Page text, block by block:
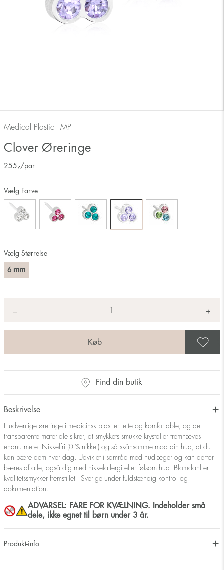
Medical Plastic - MP
Clover Øreringe
255 ,-/par
Vælg Størrelse
6 mm
Vælg Farve
− +
Find din butik
Beskrivelse
Hudvenlige øreringe i medicinsk plast er lette og komfortable, og det
transparente materiale sikrer, at smykkets smukke krystaller fremhæves
endnu mere. Nikkelfri (0 % nikkel) og så skånsomme mod din hud, at du
kan bære dem hver dag. Udviklet i samråd med hudlæger og kan derfor
bæres af alle, også dig med nikkelallergi eller følsom hud. Blomdahl er
kvalitetssmykker fremstillet i Sverige under fuldstændig kontrol og
dokumentation.
ADVARSEL: FARE FOR KVÆLNING. Indeholder små
dele, ikke egnet til børn under 3 år.
Produkt-info